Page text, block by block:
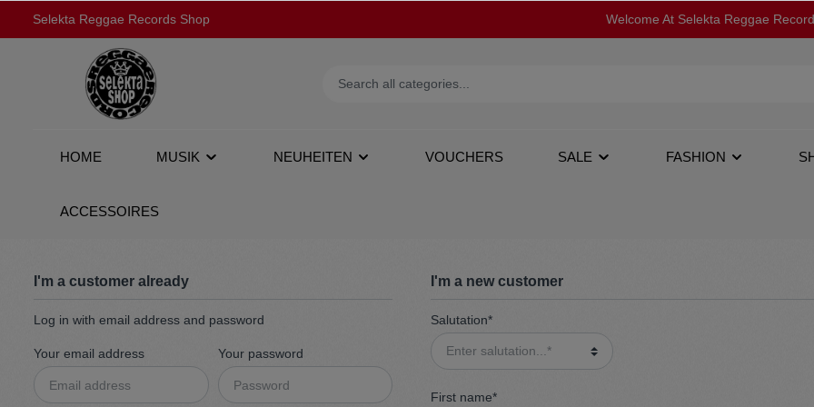
Selekta Reggae Records Shop Welcome At Selekta Reggae
HOME MUSIK NEUHEITEN VOUCHERS SALE FASHION
ACCESSOIRES
Show all Musik
DVD
Show all Neuheiten
Show all Sale
Show all Fashion
Shirts
I'm a customer already
Log in with email address and password
Your email address Your password
I'm a new customer
Salutation*
First name*